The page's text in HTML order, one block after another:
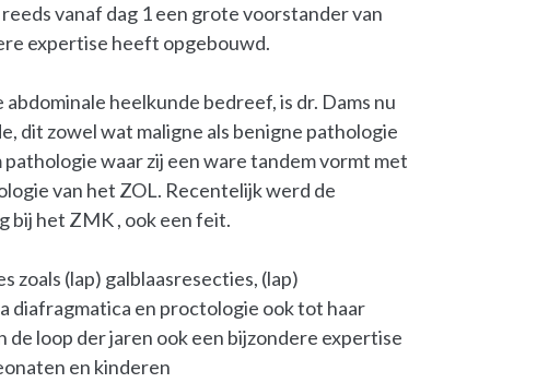
vanaf dag 1 een grote voorstander van
expertise heeft opgebouwd.
heelkunde bedreef, is dr. Dams nu
dit zowel wat maligne als benigne pathologie
waar zij een ware tandem vormt met
van het ZOL. Recentelijk werd de
bij het ZMK , ook een feit.
(lap) galblaasresecties, (lap)
diafragmatica en proctologie ook tot haar
loop der jaren ook een bijzondere expertise
en kinderen